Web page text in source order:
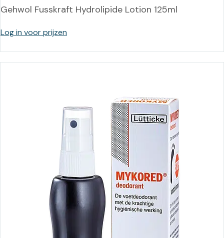
Gehwol Fusskraft Hydrolipide Lotion 125ml
Log in voor prijzen